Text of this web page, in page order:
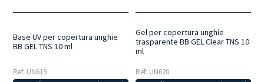
Base UV per copertura unghie
BB GEL TNS 10 ml
Ref: UN619
Gel per copertura unghie
trasparente BB GEL Clear TNS 10
ml
Ref: UN620